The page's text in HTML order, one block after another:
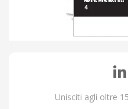
Unisciti agli oltre